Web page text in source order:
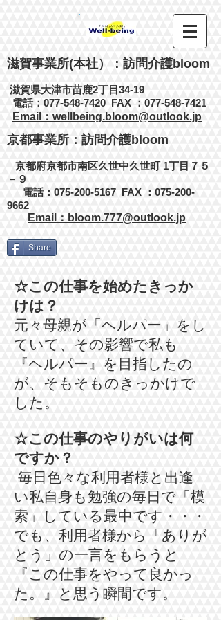
滋賀事業所(本社）：訪問介護bloom
滋賀県大津市苗鹿2丁目34-19
電話：077-548-7420 FAX ：077-548-7421
Email：wellbeing.bloom@outlook.jp
京都事業所：訪問介護bloom
京都府京都市南区久世中久世町1丁目７５
－９
電話：075-200-5167 FAX ：075-200-
9662
Email：bloom.777@outlook.jp​
Share
☆この仕事を始めたきっか
けは？
元々母親が「ヘルパー」をし
ていて、その影響で​私も
『ヘルパー』を目指したの
が、そもそものきっかけで
した。
☆この仕事のやりがいは何
ですか？
​毎日色々な利用者様と出逢
い私自身も勉強の毎日で「模
索」している最中です・・・
でも、利用者様から「ありが
とう」の一言をもらうと
『この仕事をやって良かっ
た。』と思う瞬間です。